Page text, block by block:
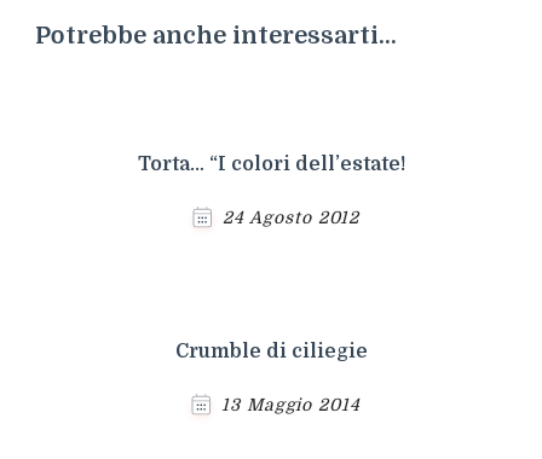
Potrebbe anche interessarti...
Torta… “I colori dell’estate!
24 Agosto 2012
Crumble di ciliegie
13 Maggio 2014